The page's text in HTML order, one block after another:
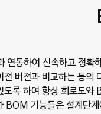
하여 신속하고 정확
버전과 비교하는 등의
록 하여 항상 회로도와
기능들은 설계단